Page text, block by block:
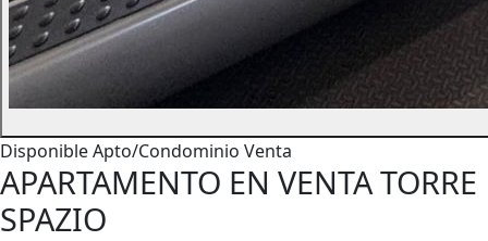
DisponibleApto/Condominio Venta
APARTAMENTO EN VENTA TORRE
SPAZIO